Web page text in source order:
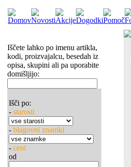
Iščete lahko po imenu artikla,
kodi, proizvajalcu, besedah iz
opisa, skupini ali pa uporabite
domišljijo:
Išči po:
- starosti
- blagovni znamki
- ceni
od